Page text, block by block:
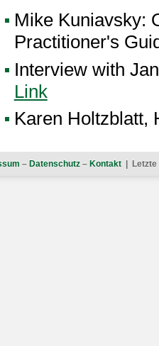
Mike Kuniavsky:
Practitioner's
Interview with
Link
Karen Holtzblatt,
– Datenschutz– Kontakt| Letzte